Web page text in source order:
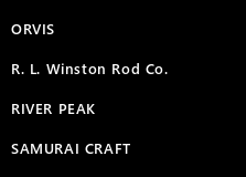
ORVIS
R. L. Winston Rod Co.
RIVER PEAK
SAMURAI CRAFT